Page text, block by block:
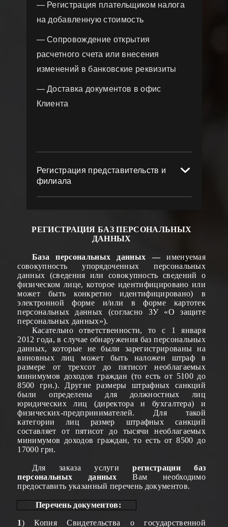
— Регистрация плательщиком налога
на добавленную стоимость
— Сопровождение открытия
расчетного счета или внесения
изменений в банковские реквизиты
— Доставка документов в офис
Клиента
Регистрация представительств и
филиала
РЕГИСТРАЦИЯ БАЗ ПЕРСОНАЛЬНЫХ
ДАННЫХ
База персональных данных—именуемая
совокупность упорядоченных персональных
данных (сведения или совокупность сведений о
физическом лице, которое идентифицировано или
может быть конкретно идентифицировано) в
электронной форме и/или в форме картотек
персональных данных (согласно ЗУ «О защите
персональных данных»).
Касательноответственности, то с 1 января
2012 года, в случае обнаружения баз персональных
данных, которые не были зарегистрированы на
виновных лиц может быть наложен штраф в
размере от трехсот до пятисот необлагаемых
минимумов доходов граждан (то есть от 5100 до
8500 грн.). Другие размеры штрафных санкций
были определены для должностных лиц
юридических лиц (директора и бухгалтера) и
физических-предпринимателей. Для такой
категории лиц размер штрафных санкций
составляет от пятисот до тысячи необлагаемых
минимумов доходов граждан, то есть от 8500 до
17000 грн.
Для заказа услугирегистрациибаз
персональных данных Вам необходимо
предоставить указанный перечень документов.
Перечень документов:
1) Копия Свидетельства о государственной